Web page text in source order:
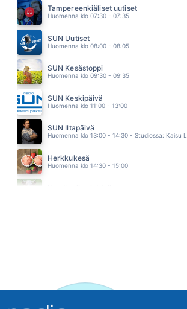
LAURA VOUTILAINEN
05.02
LOIRI VESA MATTI
04.57
Tampereenkiäliset uutiset
Huomenna klo 07:30 - 07:35
SUN Uutiset
Huomenna klo 08:00 - 08:05
SUN Kesästoppi
Huomenna klo 09:30 - 09:35
SUN Keskipäivä
Huomenna klo 11:00 - 13:00
SUN Iltapäivä
Huomenna klo 13:00 - 14:30 - Studiossa: Kaisu
Herkkukesä
Huomenna klo 14:30 - 15:00